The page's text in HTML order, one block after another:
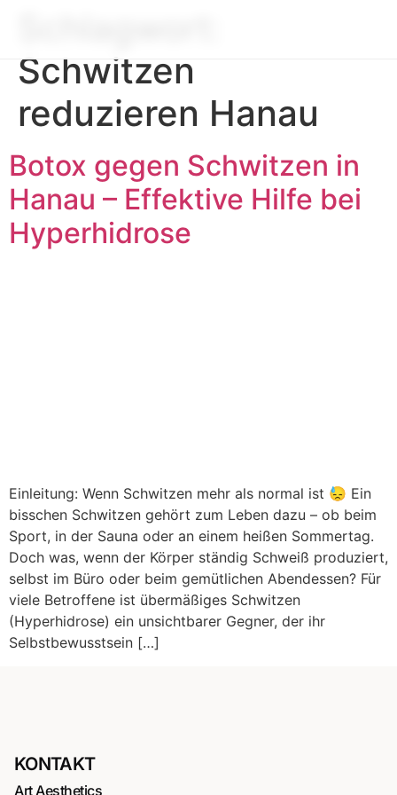
Schwitzen
reduzieren Hanau
Botox gegen Schwitzen in
Hanau – Effektive Hilfe bei
Hyperhidrose
Einleitung: Wenn Schwitzen mehr als normal ist 😓 Ein
bisschen Schwitzen gehört zum Leben dazu – ob beim
Sport, in der Sauna oder an einem heißen Sommertag.
Doch was, wenn der Körper ständig Schweiß produziert,
selbst im Büro oder beim gemütlichen Abendessen? Für
viele Betroffene ist übermäßiges Schwitzen
(Hyperhidrose) ein unsichtbarer Gegner, der ihr
Selbstbewusstsein […]
KONTAKT
Art Aesthetics